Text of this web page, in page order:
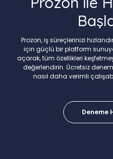
Prozon, iş süreçlerinizi
için güçlü bir platform
açarak, tüm özellikleri
değerlendirin. Ücretsiz
nasıl daha verimli
Deneme